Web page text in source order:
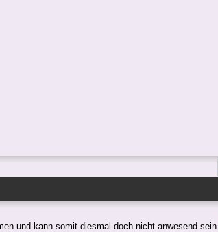
und kann somit diesmal doch nicht anwesend sein.